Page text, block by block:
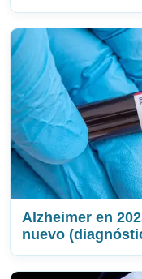
Alzheimer en
nuevo